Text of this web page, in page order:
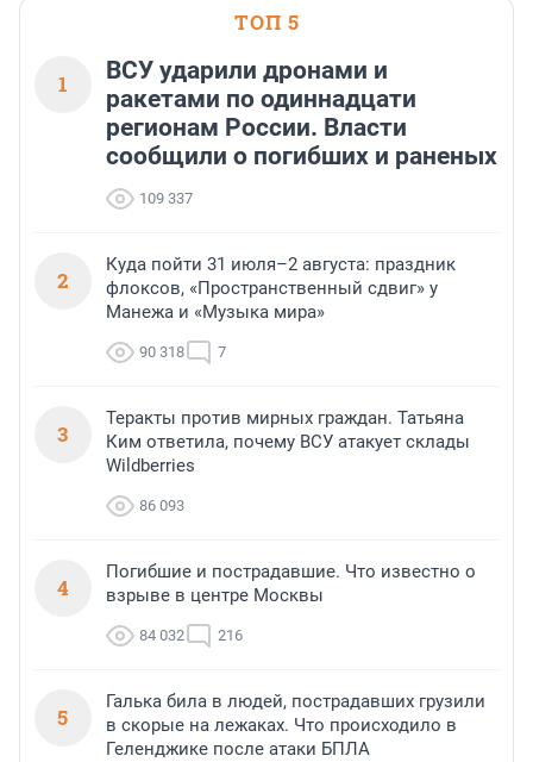
ТОП 5
1
ВСУ ударили дронами и
ракетами по одиннадцати
регионам России. Власти
сообщили о погибших и раненых
109 337
2
Куда пойти 31 июля–2 августа: праздник
флоксов, «Пространственный сдвиг» у
Манежа и «Музыка мира»
90 318 7
3
Теракты против мирных граждан. Татьяна
Ким ответила, почему ВСУ атакует склады
Wildberries
86 093
4
Погибшие и пострадавшие. Что известно о
взрыве в центре Москвы
84 032 216
5
Галька била в людей, пострадавших грузили
в скорые на лежаках. Что происходило в
Геленджике после атаки БПЛА